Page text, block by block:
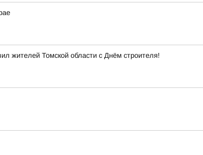
жителей Томской области с Днём строителя!